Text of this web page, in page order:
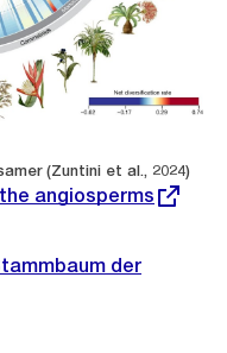
(Zuntini et al., 2024)
angiosperms
der